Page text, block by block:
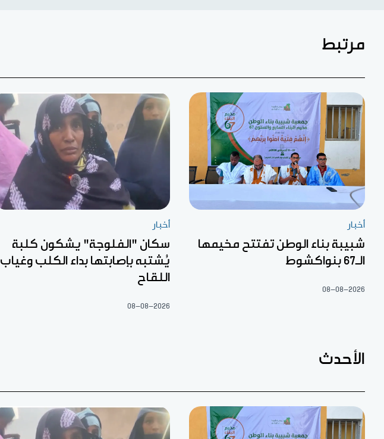
مرتبط
أخبار
شبيبة بناء الوطن تفتتح مخيمها
الـ67 بنواكشوط
08-08-2026
أخبار
سكان "الفلوجة" يشكون كلبة
يُشتبه بإصابتها بداء الكلب وغياب
اللقاح
08-08-2026
الأحدث